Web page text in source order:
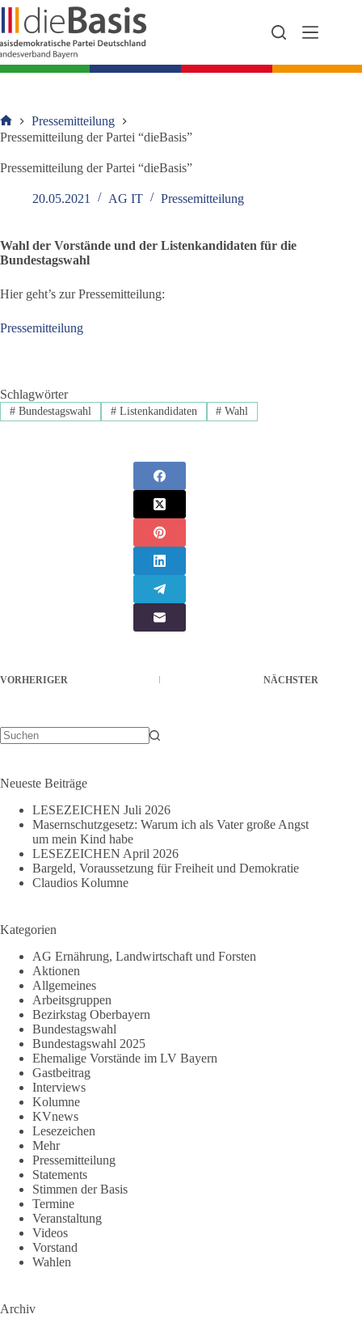
Zum
Inhalt
springen
Startseite
Pressemitteilung
Pressemitteilung der Partei “dieBasis”
Pressemitteilung der Partei “dieBasis”
20.05.2021 AG IT Pressemitteilung
Wahl der Vorstände und der Listenkandidaten für die
Bundestagswahl
Hier geht’s zur Pressemitteilung:
Pressemitteilung
Schlagwörter
#Bundestagswahl #Listenkandidaten # Wahl
VORHERIGER NÄCHSTER
Neueste Beiträge
LESEZEICHEN Juli 2026
Masernschutzgesetz: Warum ich als Vater große Angst
um mein Kind habe
LESEZEICHEN April 2026
Bargeld, Voraussetzung für Freiheit und Demokratie
Claudios Kolumne
Kategorien
AG Ernährung, Landwirtschaft und Forsten
Aktionen
Allgemeines
Arbeitsgruppen
Bezirkstag Oberbayern
Bundestagswahl
Bundestagswahl 2025
Ehemalige Vorstände im LV Bayern
Gastbeitrag
Interviews
Kolumne
KVnews
Lesezeichen
Mehr
Pressemitteilung
Statements
Stimmen der Basis
Termine
Veranstaltung
Videos
Vorstand
Wahlen
Archiv